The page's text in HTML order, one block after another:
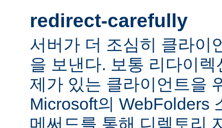
redirect-carefully
서버가 더 조심히 클라이
을 보낸다. 보통 리다이
제가 있는 클라이언트을
Microsoft의 WebFolders
메써드를 통해 디렉토리